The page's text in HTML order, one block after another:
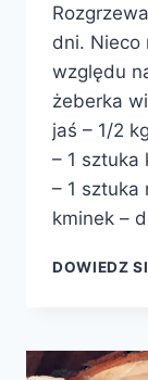
dni. Nieco
względu
żeberka
jaś – 1/2
– 1 sztuka
– 1 sztuka
kminek –
DOWIEDZ